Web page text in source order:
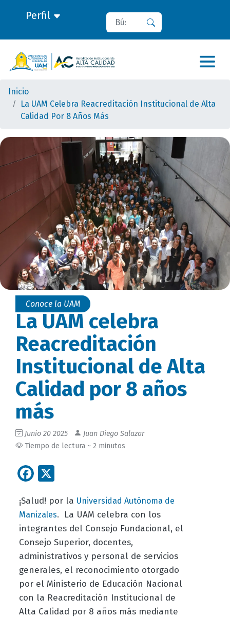
Perfil Buscar
Inicio
La UAM Celebra Reacreditación Institucional de Alta
Calidad Por 8 Años Más
Conoce la UAM
La UAM celebra
Reacreditación
Institucional de Alta
Calidad por 8 años
más
Junio 20 2025
Juan Diego Salazar
Tiempo de lectura ~ 2 minutos
Facebook
¡Salud! por la Universidad Autónoma de
Manizales. La UAM celebra con los
integrantes del Consejo Fundacional, el
Consejo Superior, docentes,
administrativos y personal de servicios
generales, el reconocimiento otorgado
por el Ministerio de Educación Nacional
con la Reacreditación Institucional de
Alta Calidad por 8 años más mediante